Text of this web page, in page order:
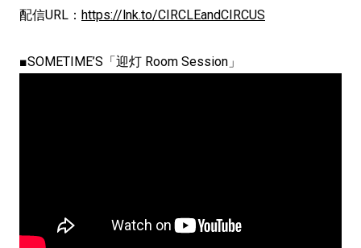
配信URL： https://lnk.to/CIRCLEandCIRCUS
■SOMETIME’S「迎灯 Room Session」